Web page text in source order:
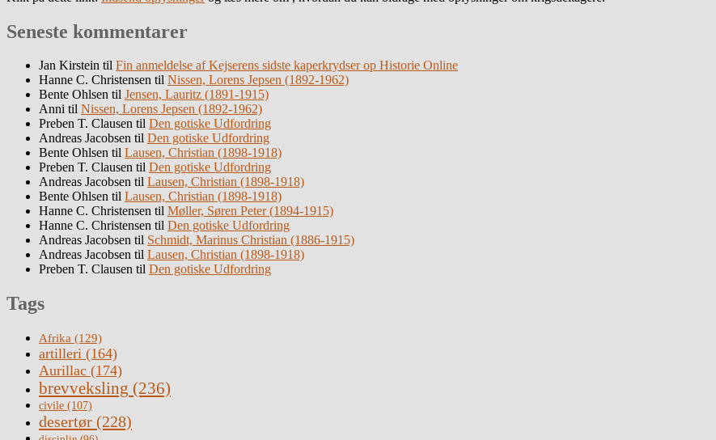
Seneste kommentarer
Jan Kirstein til Fin anmeldelse af Kejserens sidste kaperkrydser op Historie Online
Hanne C. Christensen til Nissen, Lorens Jepsen (1892-1962)
Bente Ohlsen til Jensen, Lauritz (1891-1915)
Anni til Nissen, Lorens Jepsen (1892-1962)
Preben T. Clausen til Den gotiske Udfordring
Andreas Jacobsen til Den gotiske Udfordring
Bente Ohlsen til Lausen, Christian (1898-1918)
Preben T. Clausen til Den gotiske Udfordring
Andreas Jacobsen til Lausen, Christian (1898-1918)
Bente Ohlsen til Lausen, Christian (1898-1918)
Hanne C. Christensen til Møller, Søren Peter (1894-1915)
Hanne C. Christensen til Den gotiske Udfordring
Andreas Jacobsen til Schmidt, Marinus Christian (1886-1915)
Andreas Jacobsen til Lausen, Christian (1898-1918)
Preben T. Clausen til Den gotiske Udfordring
Tags
Afrika (129)
artilleri (164)
Aurillac (174)
brevveksling (236)
civile (107)
desertør (228)